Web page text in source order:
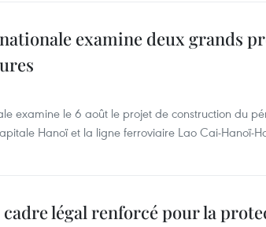
nationale examine deux grands
examine le 6 août le projet de construction du
Hanoï et la ligne ferroviaire Lao Cai-Hanoï-
légal renforcé pour la